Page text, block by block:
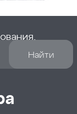
Найти